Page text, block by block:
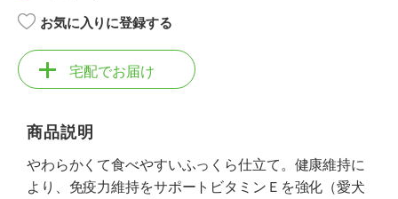
お気に入りに登録する
宅配でお届け
商品説明
やわらかくて食べやすいふっくら仕立て。健康維持に
より、免疫力維持をサポートビタミンＥを強化（愛犬